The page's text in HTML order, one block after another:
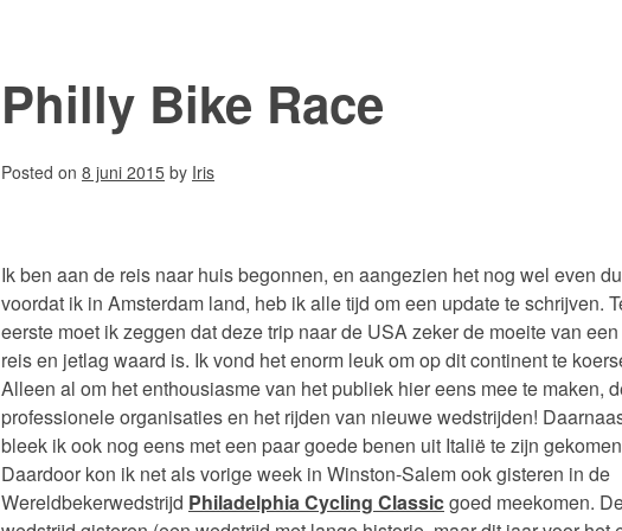
Philly Bike Race
Posted on 8 juni 2015 by Iris
Ik ben aan de reis naar huis begonnen, en aangezien het nog wel even
voordat ik in Amsterdam land, heb ik alle tijd om een update te schrijven.
eerste moet ik zeggen dat deze trip naar de USA zeker de moeite van
reis en jetlag waard is. Ik vond het enorm leuk om op dit continent te
Alleen al om het enthousiasme van het publiek hier eens mee te maken,
professionele organisaties en het rijden van nieuwe wedstrijden!
bleek ik ook nog eens met een paar goede benen uit Italië te zijn
Daardoor kon ik net als vorige week in Winston-Salem ook gisteren in de
Wereldbekerwedstrijd Philadelphia Cycling Classicgoed meekomen.